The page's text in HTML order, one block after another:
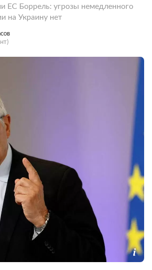
ЕС Боррель: угрозы немедленного
на Украину нет